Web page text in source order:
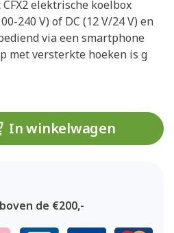
elektrische koelbox
240 V) of DC (12 V/24 V) en
via een smartphone
met versterkte hoeken is g
In winkelwagen
de €200,-